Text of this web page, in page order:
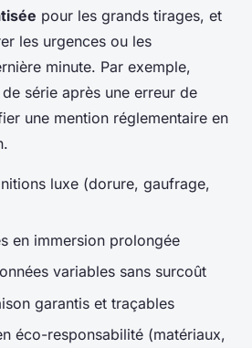
pour les grands tirages, et
les urgences ou les
minute. Par exemple,
série après une erreur de
une mention réglementaire en
luxe (dorure, gaufrage,
en immersion prolongée
variables sans surcoût
garantis et traçables
éco-responsabilité (matériaux,